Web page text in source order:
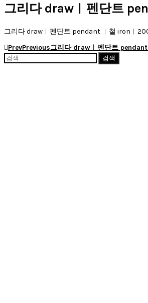
그리다 draw︱펜단트
그리다 draw︱펜단트 pendant ︱철
PrevPrevious그리다 draw︱펜단트
검
색: